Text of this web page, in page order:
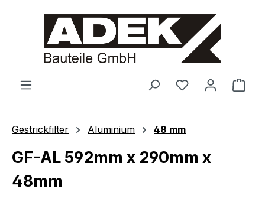
springen
Gestrickfilter Aluminium 48 mm
GF-AL 592mm x 290mm x
48mm